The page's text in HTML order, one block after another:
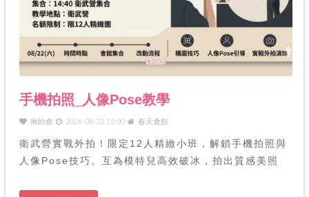
手機拍照_人像Pose教學
揪約會 2026-08-22 15:00 春天會館
衛武營實戰外拍！限定12人精緻小班，解鎖手機拍照與
人像Pose技巧。互為模特兒高效破冰，拍出質感美照